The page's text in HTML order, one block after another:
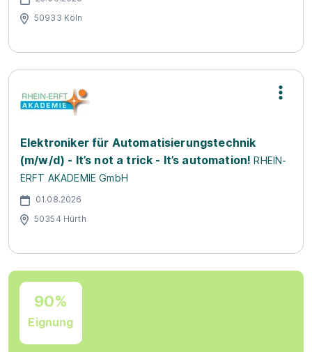
50933 Köln
Elektroniker für Automatisierungstechnik
(m/w/d) - It’s not a trick - It’s automation! RHEIN-
ERFT AKADEMIE GmbH
01.08.2026
50354 Hürth
90%
Eignung